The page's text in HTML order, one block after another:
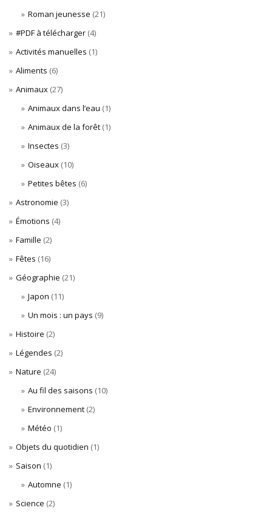
Roman jeunesse (21)
#PDF à télécharger (4)
Activités manuelles (1)
Aliments (6)
Animaux (27)
Animaux dans l’eau (1)
Animaux de la forêt(1)
Insectes (3)
Oiseaux(10)
Petites bêtes (6)
Astronomie (3)
Émotions (4)
Famille (2)
Fêtes (16)
Géographie (21)
Japon (11)
Un mois : un pays (9)
Histoire (2)
Légendes (2)
Nature (24)
Au fil des saisons (10)
Environnement(2)
Météo (1)
Objets du quotidien (1)
Saison (1)
Automne (1)
Science (2)